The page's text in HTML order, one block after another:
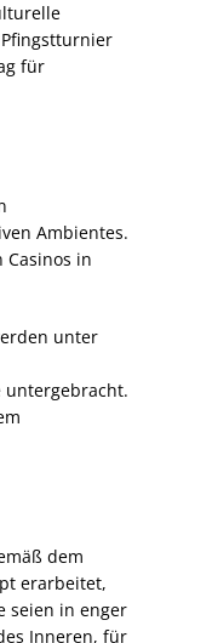
für
Ambientes.
in
unter
untergebracht.
dem
erarbeitet,
seien in enger
Inneren, für